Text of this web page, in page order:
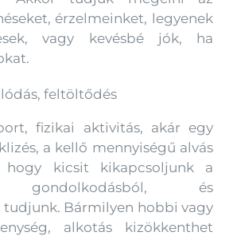
érzelmeinket, legyenek
vagy kevésbé jók, ha
feltöltődés
fizikai aktivitás, akár egy
a kellő mennyiségű alvás
hogy kicsit kikapcsoljunk a
gondolkodásból, és
tudjunk. Bármilyen hobbi vagy
alkotás kizökkenthet